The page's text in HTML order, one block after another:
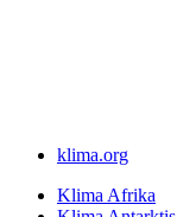
klima.org
Klima Afrika